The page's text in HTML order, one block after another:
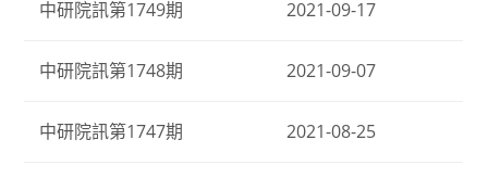
中研院訊第1749期 2021-09-17
中研院訊第1748期 2021-09-07
中研院訊第1747期 2021-08-25